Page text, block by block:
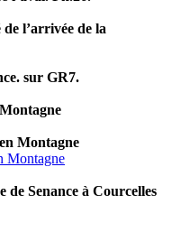
l’arrivée de la
sur GR7.
Montagne
Montagne
de Senance à Courcelles